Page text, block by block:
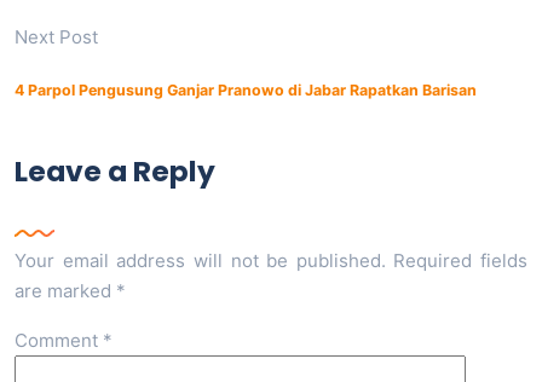
Next Post
4 Parpol Pengusung Ganjar Pranowo di Jabar Rapatkan Barisan
Leave a Reply
Your email address will not be published. Required fields
are marked *
Comment *